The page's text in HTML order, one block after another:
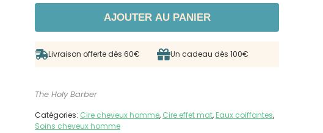
AJOUTER AU PANIER
Livraison offerte dès 60€ Un cadeau dès 100€
The Holy Barber
Catégories: Cire cheveux homme, Cire effet mat, Eaux coiffantes,
Soins cheveux homme